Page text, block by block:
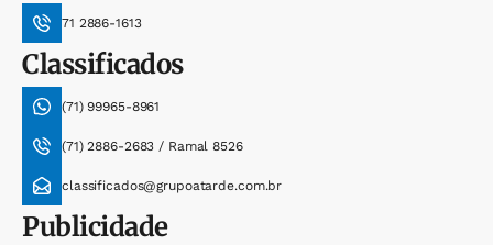
71 2886-1613
Classificados
(71) 99965-8961
(71) 2886-2683 / Ramal 8526
classificados@grupoatarde.com.br
Publicidade